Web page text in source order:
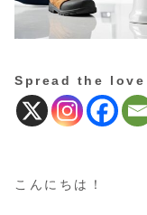
Spread the love
こんにちは！